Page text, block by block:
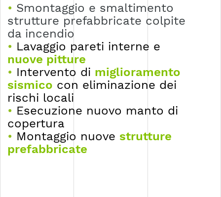
• Smontaggio e smaltimento
strutture prefabbricate colpite
da incendio
• Lavaggio pareti interne e
nuove pitture
• Intervento di miglioramento
sismico con eliminazione dei
rischi locali
• Esecuzione nuovo manto di
copertura
• Montaggio nuove strutture
prefabbricate